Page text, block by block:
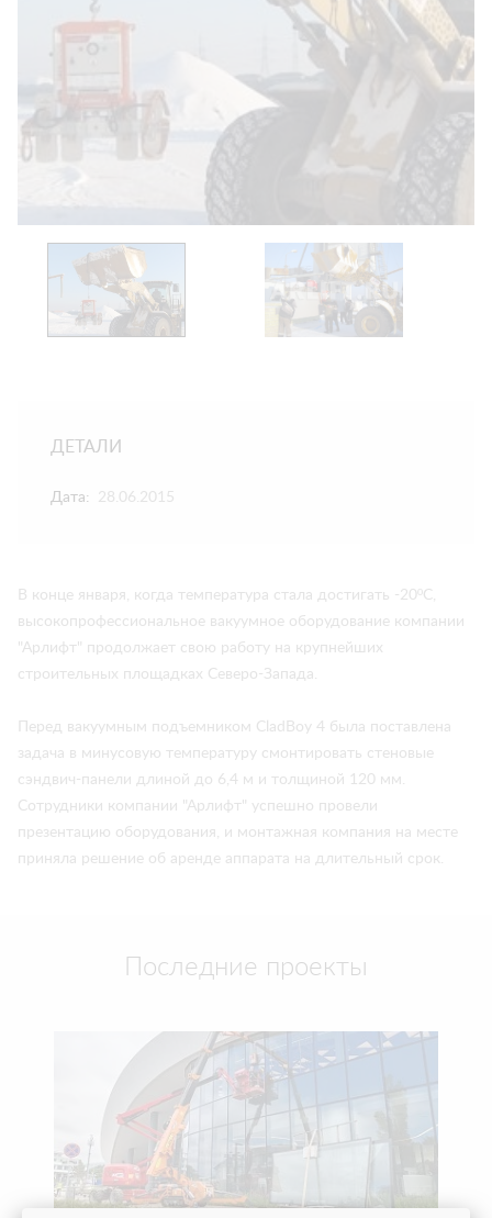
ДЕТАЛИ
Дата: 28.06.2015
В конце января, когда температура стала достигать -20ºС,
высокопрофессиональное вакуумное оборудование компании
"Арлифт" продолжает свою работу на крупнейших
строительных площадках Северо-Запада.
Перед вакуумным подъемником CladBoy 4 была поставлена
задача в минусовую температуру смонтировать стеновые
сэндвич-панели длиной до 6,4 м и толщиной 120 мм.
Сотрудники компании "Арлифт" успешно провели
презентацию оборудования, и монтажная компания на месте
приняла решение об аренде аппарата на длительный срок.
Последние проекты